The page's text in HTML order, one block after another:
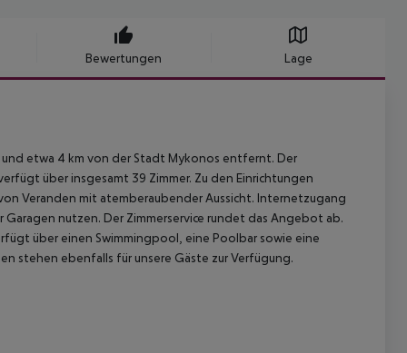
Bewertungen Lage
etwa 4 km von der Stadt Mykonos entfernt. Der
über insgesamt 39 Zimmer. Zu den Einrichtungen
Veranden mit atemberaubender Aussicht. Internetzugang
nutzen. Der Zimmerservice rundet das Angebot ab.
über einen Swimmingpool, eine Poolbar sowie eine
stehen ebenfalls für unsere Gäste zur Verfügung.